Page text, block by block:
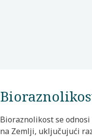
Bioraznolikost se
na Zemlji, uključujući